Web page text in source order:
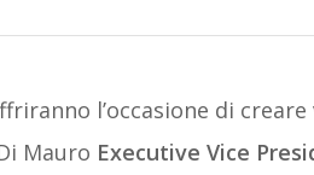
l’occasione di
Mauro Executive Vice